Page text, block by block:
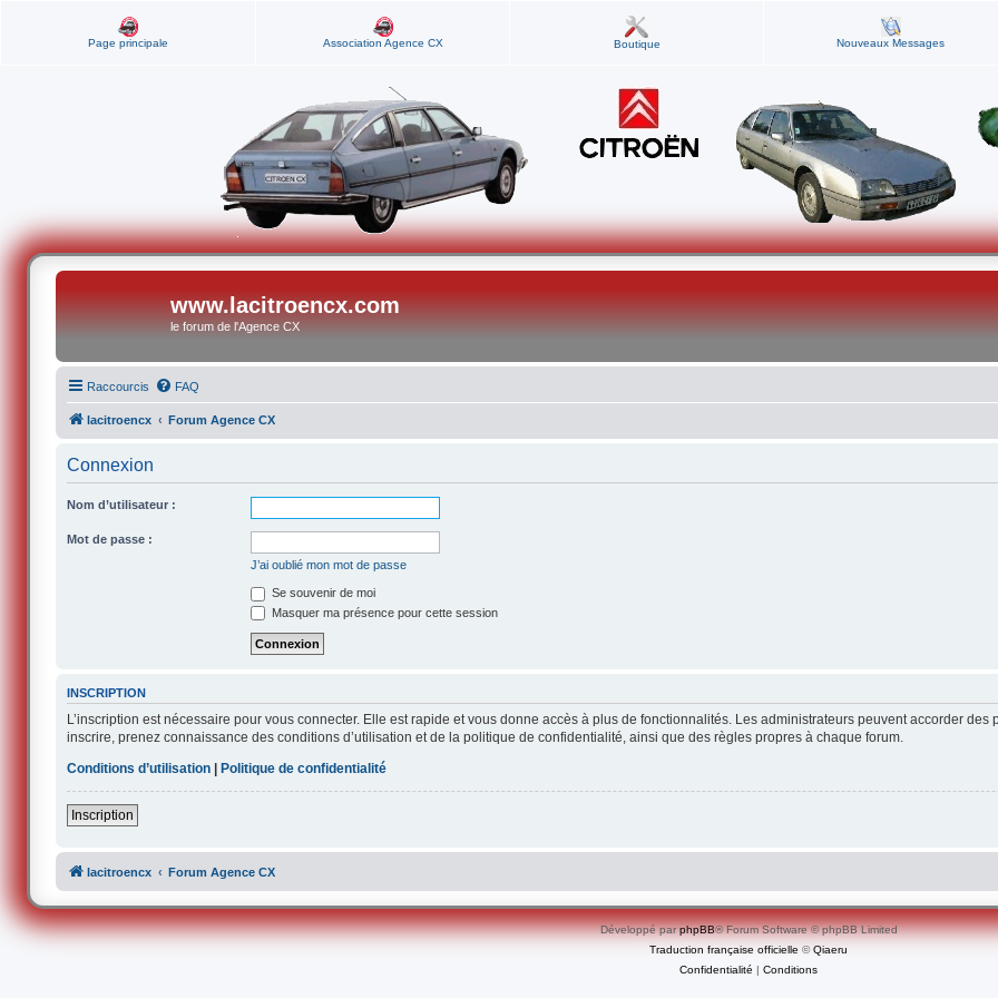
Page principale Association Agence CX Boutique Nouveaux Messages
www.lacitroencx.com
le forum de l'Agence CX
Raccourcis FAQ
lacitroencx Forum Agence CX
Connexion
Nom d’utilisateur :
Mot de passe :
J’ai oublié mon mot de passe
Se souvenir de moi
Masquer ma présence pour cette session
INSCRIPTION
L’inscription est nécessaire pour vous connecter. Elle est rapide et vous donne accès à plus de fonctionnalités. Les administrateurs peuvent accorder
inscrire, prenez connaissance des conditions d’utilisation et de la politique de confidentialité, ainsi que des règles propres à chaque forum.
Conditions d’utilisation |Politique de confidentialité
Inscription
lacitroencx Forum Agence CX
Développé parphpBB® Forum Software © phpBB Limited
Traduction française officielle ©Qiaeru
Confidentialité | Conditions